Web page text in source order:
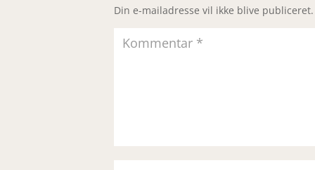
Din e-mailadresse vil ikke blive publiceret.